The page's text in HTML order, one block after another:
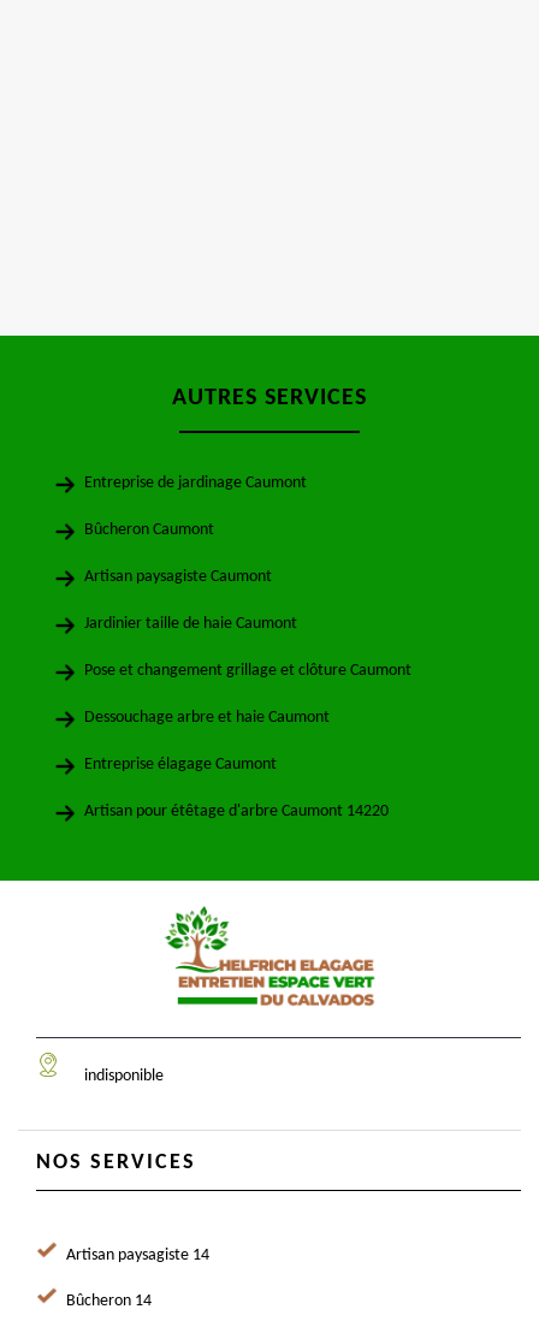
AUTRES SERVICES
Entreprise de jardinage Caumont
Bûcheron Caumont
Artisan paysagiste Caumont
Jardinier taille de haie Caumont
Pose et changement grillage et clôture Caumont
Dessouchage arbre et haie Caumont
Entreprise élagage Caumont
Artisan pour étêtage d'arbre Caumont 14220
indisponible
NOS SERVICES
Artisan paysagiste 14
Bûcheron 14